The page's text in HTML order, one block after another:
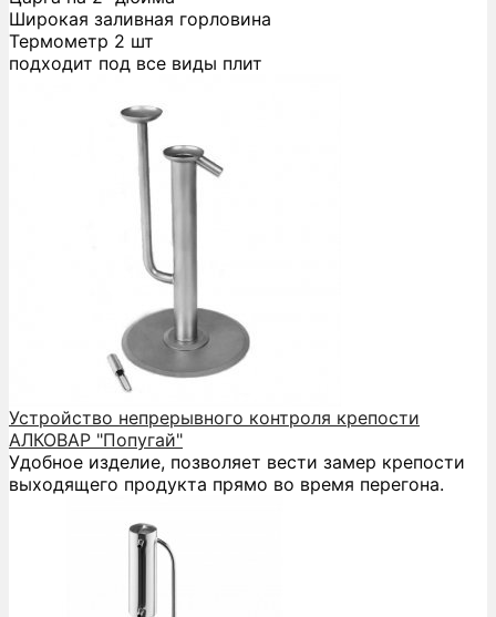
Широкая заливная горловина
Термометр 2 шт
подходит под все виды плит
Устройство непрерывного контроля крепости
АЛКОВАР "Попугай"
Удобное изделие, позволяет вести замер крепости
выходящего продукта прямо во время перегона.